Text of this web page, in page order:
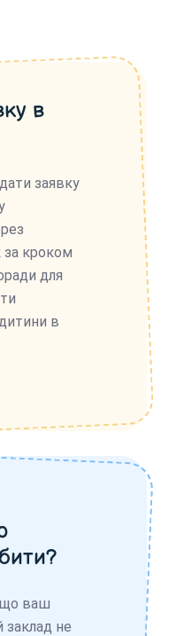
в
заявку
за кроком
для
в
ваш
заклад не